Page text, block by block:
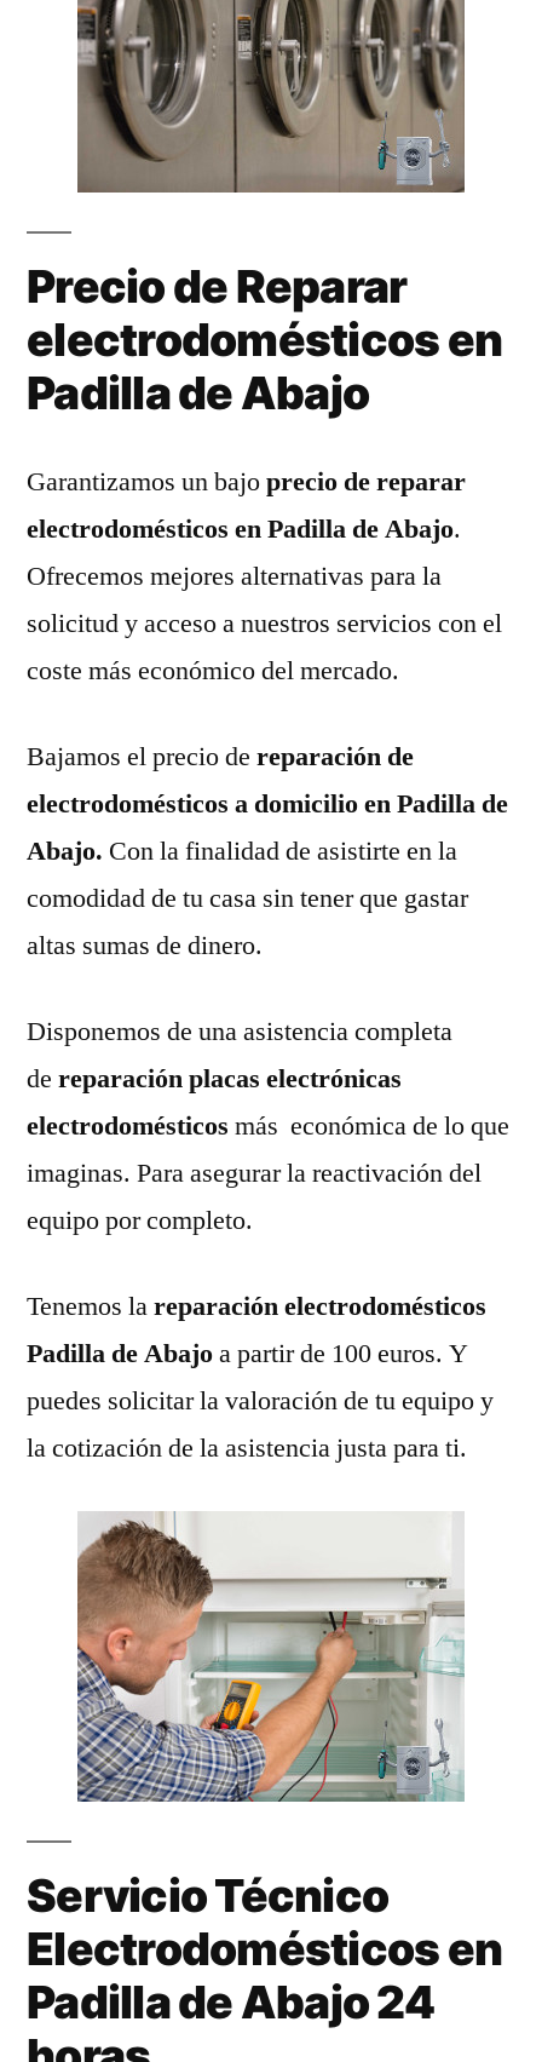
Precio de Reparar
electrodomésticos en
Padilla de Abajo
Garantizamos un bajoprecio de reparar
electrodomésticos en Padilla de Abajo.
Ofrecemos mejores alternativas para la
solicitud y acceso a nuestros servicios con el
coste más económico del mercado.
Bajamos el precio de reparación de
electrodomésticos a domicilio en Padilla de
Abajo. Con la finalidad de asistirte en la
comodidad de tu casa sin tener que gastar
altas sumas de dinero.
Disponemos de una asistencia completa
de reparación placas electrónicas
electrodomésticos más económica de lo que
imaginas. Para asegurar la reactivación del
equipo por completo.
Tenemos lareparación electrodomésticos
Padilla de Abajoa partir de 100 euros. Y
puedes solicitar la valoración de tu equipo y
la cotización de la asistencia justa para ti.
Servicio Técnico
Electrodomésticos en
Padilla de Abajo 24